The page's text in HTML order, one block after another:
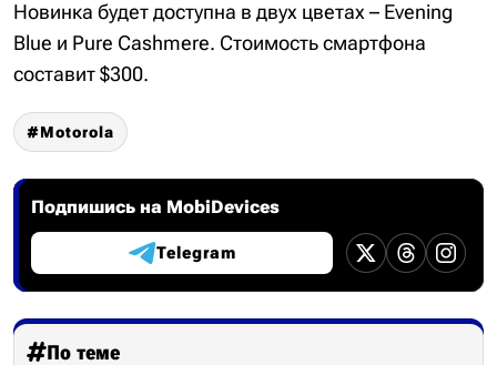
Новинка будет доступна в двух цветах – Evening
Blue и Pure Cashmere. Стоимость смартфона
составит $300.
Motorola
Подпишись на MobiDevices
Telegram
По теме